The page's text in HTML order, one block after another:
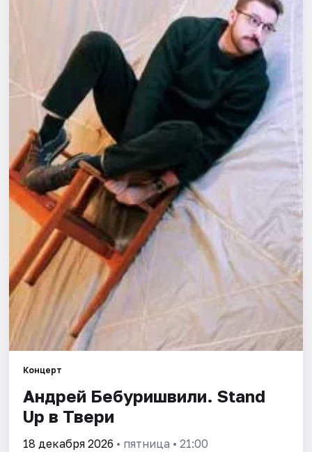
События
Города
Площадки
Артисты
Рейтинги
Концерт
Андрей Бебуришвили. Stand
Up в Твери
18 декабря 2026 • пятница • 21:00